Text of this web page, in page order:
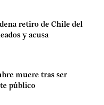
retiro de Chile del
y acusa
muere tras ser
público